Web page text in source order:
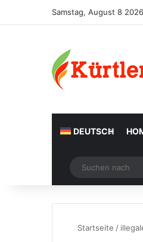
Samstag, August 8 2026
DEUTSCH
Zufälliger Artikel
Startseite /